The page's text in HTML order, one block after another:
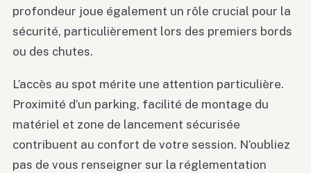
profondeur joue également un rôle crucial pour la
sécurité, particulièrement lors des premiers bords
ou des chutes.
L’accès au spot mérite une attention particulière.
Proximité d’un parking, facilité de montage du
matériel et zone de lancement sécurisée
contribuent au confort de votre session. N’oubliez
pas de vous renseigner sur la réglementation